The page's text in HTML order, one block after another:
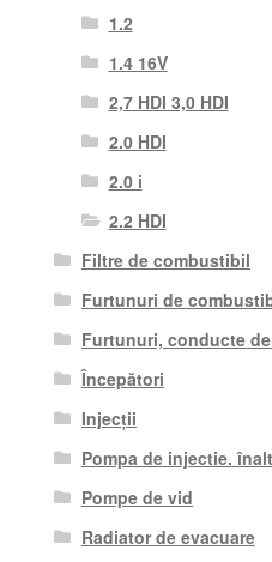
1.2
1.4 16V
2,7 HDI 3,0 HDI
2.0 HDI
2.0 i
2.2 HDI
Filtre de combustibil
Furtunuri de
Furtunuri, conducte
Începători
Injecții
Pompa de injectie. înalt
Pompe de vid
Radiator de evacuare